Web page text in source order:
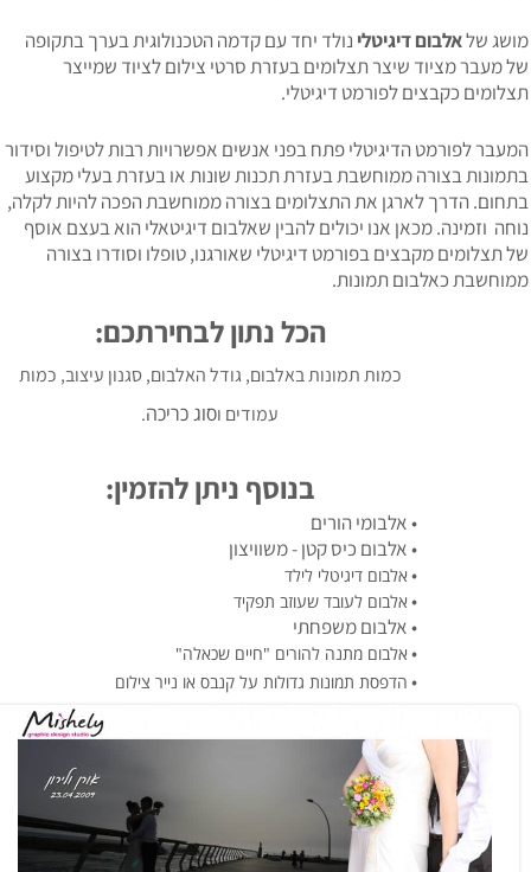
שלאלבום דיגיטלינולד יחד עם קדמה הטכנולוגית בערך בתקופה
מעבר מציוד שיצר תצלומים בעזרת סרטי צילום לציוד שמייצר
כקבצים לפורמט דיגיטלי.
לפורמט הדיגיטלי פתח בפני אנשים אפשרויות רבות לטיפול וסידור
בצורה ממוחשבת בעזרת תכנות שונות או בעזרת בעלי מקצוע
הדרך לארגן את התצלומים בצורה ממוחשבת הפכה להיות לקלה,
וזמינה. מכאן אנו יכולים להבין שאלבום דיגיטאלי הוא בעצם אוסף
תצלומים מקבצים בפורמט דיגיטלי שאורגנו, טופלו וסודרו בצורה
כאלבום תמונות.
הכל נתון לבחירתכם:
כמות תמונות באלבום, גודל האלבום, סגנון עיצוב, כמות
עמודים ו סוג כריכה.
בנוסף ניתן להזמין:
• אלבומי הורים
• אלבום כיס קטן - משוויצון
אלבום דיגיטלי לילד
אלבום לעובד שעוזב תפקיד
• אלבום משפחתי
אלבום מתנה להורים "חיים שכאלה"
הדפסת תמונות גדולות על קנבס או נייר צילום